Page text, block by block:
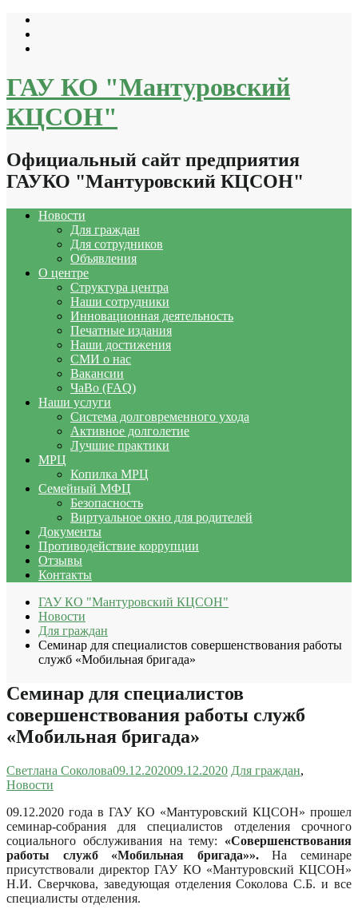
Перейти
содержимому
ГАУ КО "Мантуровский
КЦСОН"
Официальный сайт предприятия
ГАУКО "Мантуровский КЦСОН"
Новости
Для граждан
Для сотрудников
Объявления
О центре
Структура центра
Наши сотрудники
Инновационная деятельность
Печатные издания
Наши достижения
СМИ о нас
Вакансии
ЧаВо (FAQ)
Наши услуги
Система долговременного ухода
Активное долголетие
Лучшие практики
МРЦ
Копилка МРЦ
Семейный МФЦ
Безопасность
Виртуальное окно для родителей
Документы
Противодействие коррупции
Отзывы
Контакты
ГАУ КО "Мантуровский КЦСОН"
Новости
Для граждан
Семинар для специалистов совершенствования работы
служб «Мобильная бригада»
Семинар для специалистов
совершенствования работы служб
«Мобильная бригада»
Светлана Соколова09.12.202009.12.2020 Для граждан,
Новости
09.12.2020 года в ГАУ КО «Мантуровский КЦСОН» прошел
семинар-собрания для специалистов отделения срочного
социального обслуживания на тему: «Совершенствования
работы служб «Мобильная бригада»».На семинаре
присутствовали директор ГАУ КО «Мантуровский КЦСОН»
Н.И. Сверчкова, заведующая отделения Соколова С.Б. и все
специалисты отделения.